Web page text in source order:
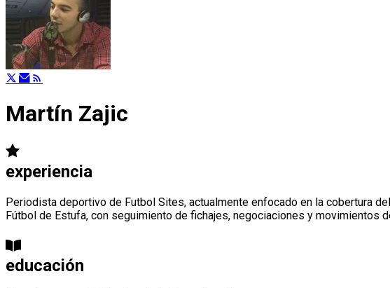
Martín Zajic
experiencia
Periodista deportivo de Futbol Sites, actualmente enfocado en la cobertura
Fútbol de Estufa, con seguimiento de fichajes, negociaciones y movimientos
educación